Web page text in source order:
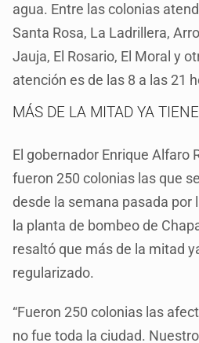
agua. Entre las colonias
Santa Rosa, La Ladrillera,
Jauja, El Rosario, El Moral y
atención es de las 8 a las 21
MÁS DE LA MITAD YA
El gobernador Enrique Alfaro
fueron 250 colonias las que
desde la semana pasada por
la planta de bombeo de
resaltó que más de la mitad
regularizado.
“Fueron 250 colonias las
no fue toda la ciudad.